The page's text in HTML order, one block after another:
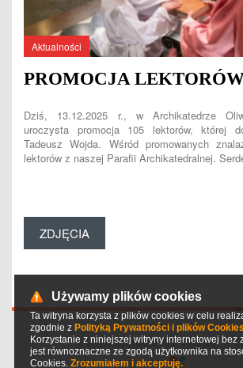
Aktualności
PROMOCJA
Dziś, 13.12.2025 r., w Archikatedrze
uroczysta promocja 105 lektorów, której
Tadeusz Wojda. Wśród promowanych
lektorów z naszej Parafii Archikatedralnej.
ZDJĘCIA
© 2026 Archikatedra Oliwska w
Używamy plików cookies
Ta witryna korzysta z plików cookies w celu
zgodnie z Polityką Prywatności i plików Cookies
Korzystanie z niniejszej witryny internetowej bez
jest równoznaczne ze zgodą użytkownika na
Cookies. Zrozumiałem i akceptuję.